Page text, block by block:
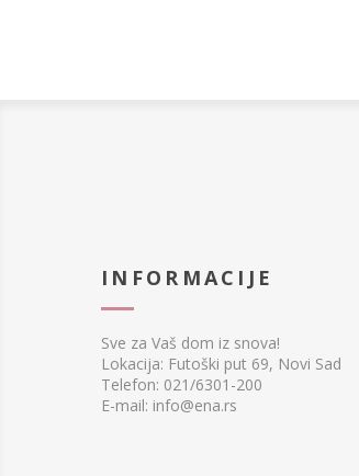
INFORMACIJE
Sve za Vaš dom iz snova!
Lokacija: Futoški put 69, Novi Sad
Telefon: 021/6301-200
E-mail: info@ena.rs